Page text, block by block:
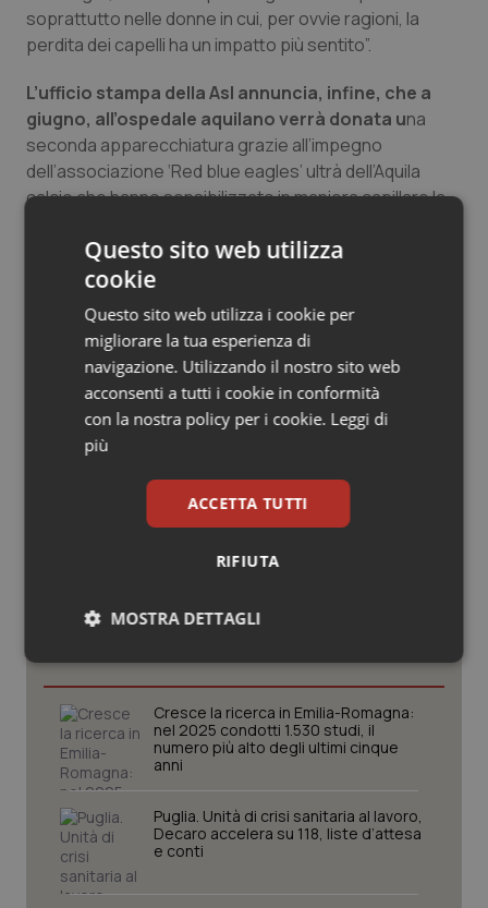
Salute orale & impianti
Sangue & coagulazione
Tiroide
Tumore al seno
Tumore ovarico
Tumori del Polmone & Testa Collo
Tumori gastrointestinali
Ulcera & Reflusso
soprattutto nelle donne in cui, per ovvie ragioni, la
perdita dei capelli ha un impatto più sentito”.
L’ufficio stampa della Asl annuncia, infine, che a
giugno, all’ospedale aquilano verrà donata una
seconda apparecchiatura grazie all’impegno
dell’associazione ‘Red blue eagles’ ultrà dell’Aquila
calcio che hanno sensibilizzato in maniera capillare la
vigili del fuoco. “La disponibilità di un secondo
macchinario eliminerà e ridurrà le liste di attesa
garantendo a tutte le pazienti che lo richiederanno la
stessa opportunità”.
14 Marzo 2019
© Riproduzione riservata
Potrebbe interessarti in
Cresce la ricerca in Emilia-Romagna:
nel 2025 condotti 1.530 studi, il
numero più alto degli ultimi cinque
anni
Puglia. Unità di crisi sanitaria al lavoro,
Decaro accelera su 118, liste d’attesa
e conti
Questo sito web utilizza
cookie
Questo sito web utilizza i cookie per
migliorare la tua esperienza di
navigazione. Utilizzando il nostro sito web
acconsenti a tutti i cookie in conformità
con la nostra policy per i cookie. Leggi di
più
ACCETTA TUTTI
RIFIUTA
MOSTRA DETTAGLI
Necessari Statistici Marketing
Necessari Statistici Marketing
I cookie necessari contribuiscono a rendere fruibile il
sito web abilitandone funzionalità di base quali la
navigazione sulle pagine e l'accesso alle aree